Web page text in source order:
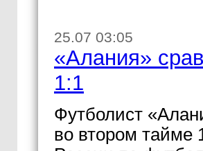
25.07 03:05
«Алания»
1:1
Футболист
во втором тайме